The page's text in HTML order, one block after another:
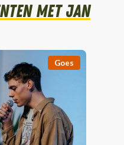
met Jan
Goes